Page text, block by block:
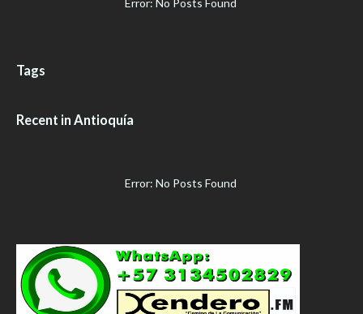
Error: No Posts Found
Tags
Recent in Antioquía
Error: No Posts Found